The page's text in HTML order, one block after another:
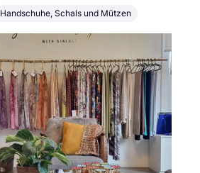
Handschuhe, Schals und Mützen